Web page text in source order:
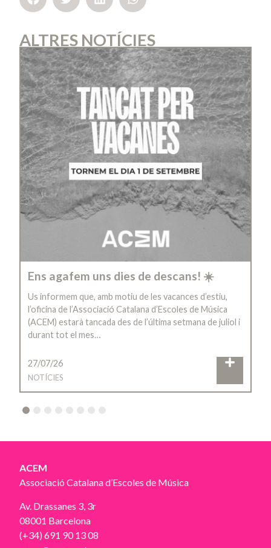
ALTRES NOTÍCIES
Ens agafem uns dies de descans! ☀️
Us informem que, amb motiu de les vacances d’estiu,
l’oficina de l’Associació Catalana d’Escoles de Música
(ACEM) estarà tancada des de l’última setmana de juliol i
durant tot el mes…
27/07/26
NOTÍCIES
4 5 6 7 8
ACEM
Associació Catalana d’Escoles de Música
Av. Drassanes 3, 3r
08001 Barcelona
(+34) 691 90 13 08